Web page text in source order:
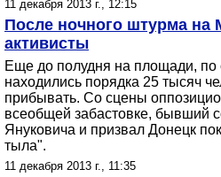
11 декабря 2013 г., 12:15
После ночного штурма на
активисты
Еще до полудня на площади, по
находились порядка 25 тысяч
прибывать. Со сцены
всеобщей забастовке, бывший
Януковича и призвал Донецк
тыла".
11 декабря 2013 г., 11:35